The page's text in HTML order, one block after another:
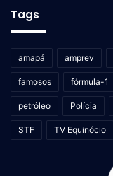
Tags
amapá amprev
famosos fórmula-1
petróleo Polícia
STF TV Equinócio